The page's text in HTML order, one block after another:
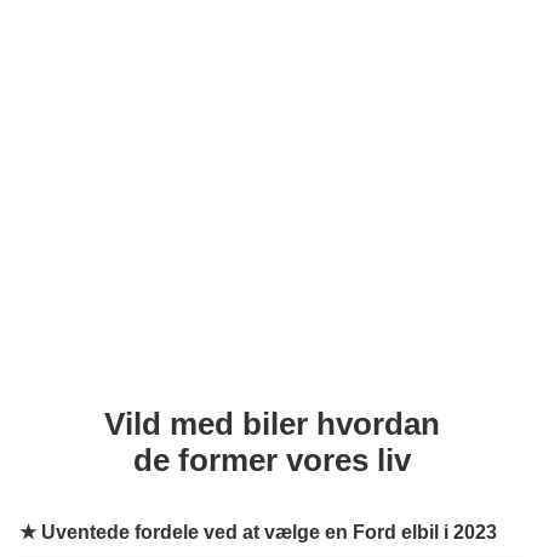
Vild med biler hvordan
de former vores liv
★ Uventede fordele ved at vælge en Ford elbil i 2023